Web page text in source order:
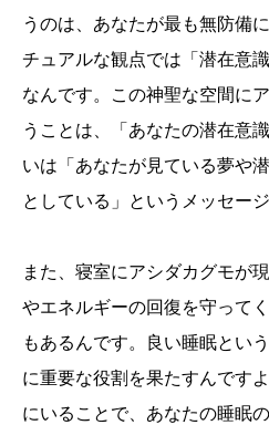
うのは、あなたが最も無防備
チュアルな観点では「潜在意
なんです。この神聖な空間に
うことは、「あなたの潜在意
いは「あなたが見ている夢や
としている」というメッセー
また、寝室にアシダカグモが
やエネルギーの回復を守って
もあるんです。良い睡眠とい
に重要な役割を果たすんです
にいることで、あなたの睡眠